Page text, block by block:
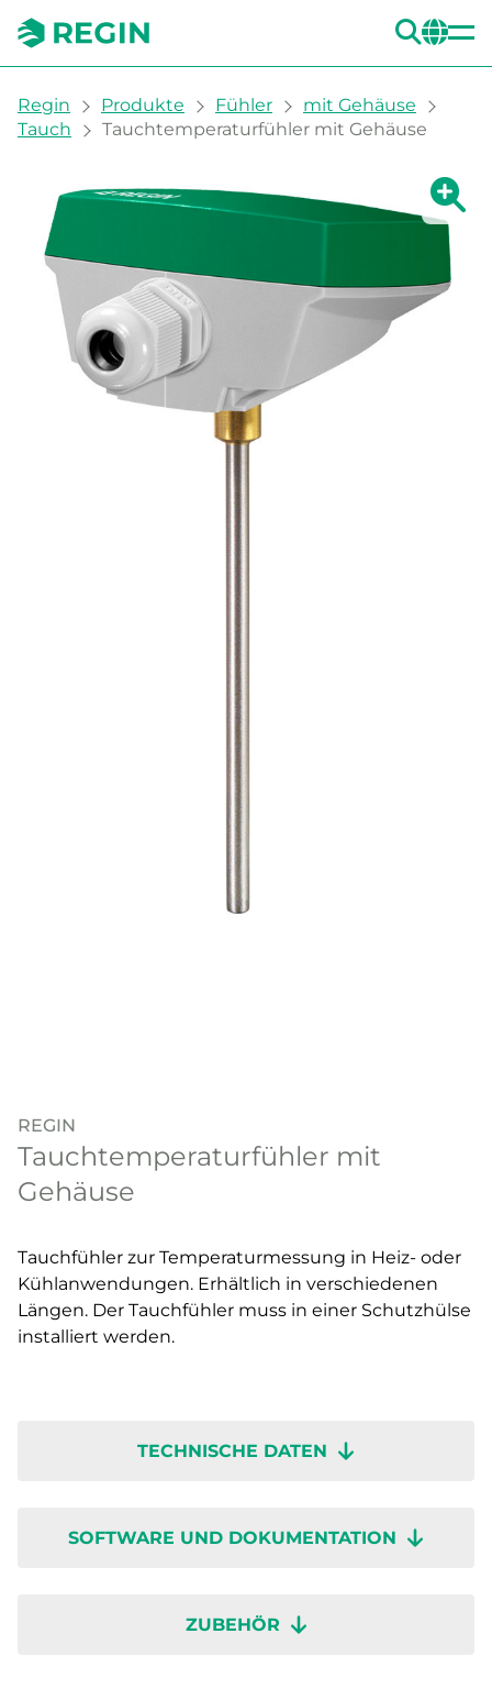
You are here:
Regin Produkte Fühler
mit Gehäuse
Tauch
Tauchtemperaturfühler mit Gehäuse
Zeige
REGIN
Tauchtemperaturfühler mit
Gehäuse
Tauchfühler zur Temperaturmessung in Heiz- oder
Kühlanwendungen. Erhältlich in verschiedenen
Längen. Der Tauchfühler muss in einer Schutzhülse
installiert werden.
TECHNISCHE DATEN
SOFTWARE UND DOKUMENTATION
ZUBEHÖR